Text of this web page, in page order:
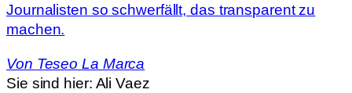
Journalisten so schwerfällt, das transparent zu
machen.
Von Teseo La Marca
Sie sind hier: Ali Vaez